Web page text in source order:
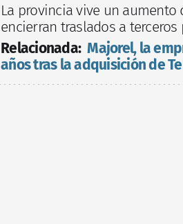
La provincia vive un
encierran traslados a
Relacionada: Majorel, la
años tras la adquisición de